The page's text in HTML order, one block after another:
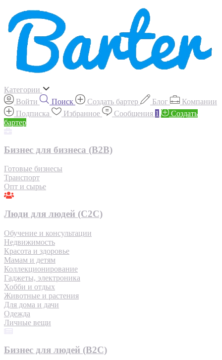
Категории
Войти
Поиск Создать бартер Блог
Компании
Подписка
Избранное Сообщения 1
Создать
бартер
Бизнес для бизнеса (B2B)
Готовые бизнесы
Транспорт
Опт и сырье
Люди для людей (С2С)
Обучение и консультации
Недвижимость
Красота и здоровье
Мамам и детям
Коллекционирование
Гаджеты, электроника
Хобби и отдых
Животные и растения
Для дома и дачи
Одежда
Личные вещи
Бизнес для людей (B2C)